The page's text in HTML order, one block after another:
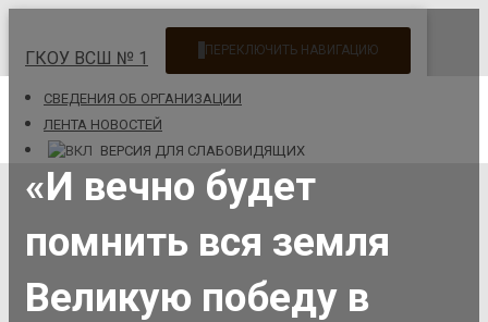
ГКОУ ВСШ № 1 ПЕРЕКЛЮЧИТЬ НАВИГАЦИЮ
CВЕДЕНИЯ ОБ ОРГАНИЗАЦИИ
ЛЕНТА НОВОСТЕЙ
ВЕРСИЯ ДЛЯ СЛАБОВИДЯЩИХ
«И вечно будет
помнить вся земля
Великую победу в